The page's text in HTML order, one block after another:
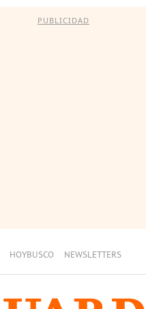
PUBLICIDAD
HOYBUSCO NEWSLETTERS